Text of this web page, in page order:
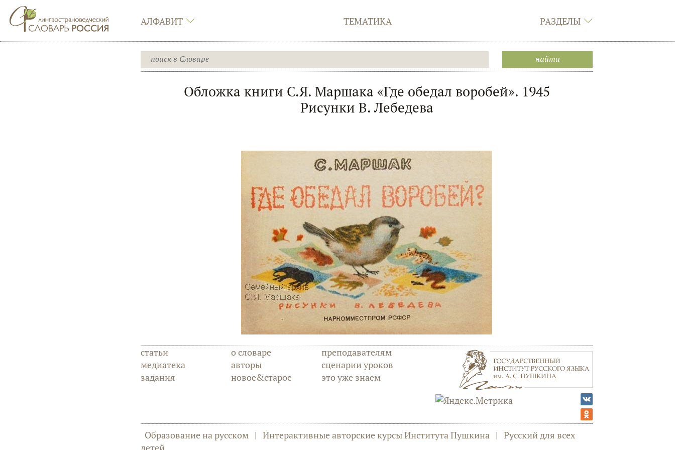
АЛФАВИТ ТЕМАТИКА РАЗДЕЛЫ
Обложка книги С.Я. Маршака «Где обедал воробей». 1945
Рисунки В. Лебедева
статьи
медиатека
задания
о словаре
авторы
новое&старое
преподавателям
сценарии уроков
это уже знаем
Образование на русском | Интерактивные авторские курсы Института Пушкина | Русский для всех